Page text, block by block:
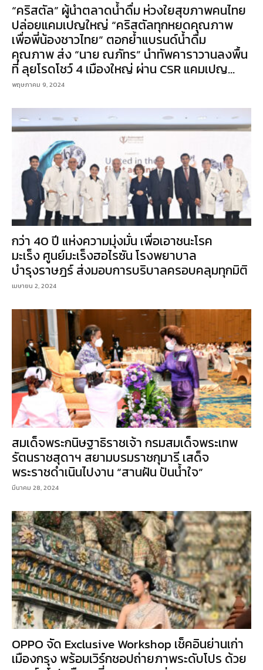
“คริสตัล” ผู้นำตลาดน้ำดื่ม ห่วงใยสุขภาพคนไทย
ปล่อยแคมเปญใหญ่ “คริสตัลทุกหยดคุณภาพ
เพื่อพี่น้องชาวไทย” ตอกย้ำแบรนด์น้ำดื่ม
คุณภาพ ส่ง “นาย ณภัทร” นำทัพคาราวานลงพื้น
ที่ ลุยโรดโชว์ 4 เมืองใหญ่ ผ่าน CSR แคมเปญ...
พฤษภาคม 9, 2024
กว่า 40 ปี แห่งความมุ่งมั่น เพื่อเอาชนะโรค
มะเร็ง ศูนย์มะเร็งฮอไรซัน โรงพยาบาล
บำรุงราษฎร์ ส่งมอบการบริบาลครอบคลุมทุกมิติ
เมษายน 2, 2024
สมเด็จพระกนิษฐาธิราชเจ้า กรมสมเด็จพระเทพ
รัตนราชสุดาฯ สยามบรมราชกุมารี เสด็จ
พระราชดำเนินไปงาน “สานฝัน ปันน้ำใจ”
มีนาคม 28, 2024
OPPO จัด Exclusive Workshop เช็คอินย่านเก่า
เมืองกรุง พร้อมเวิร์กชอปถ่ายภาพระดับโปร ด้วย